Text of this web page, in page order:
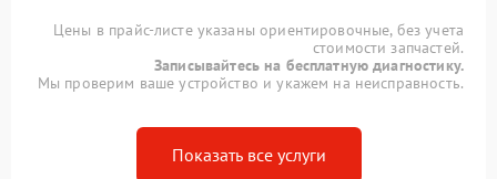
Цены в прайс-листе указаны ориентировочные, без учета
стоимости запчастей.
Записывайтесь на бесплатную диагностику.
Мы проверим ваше устройство и укажем на неисправность.
Показать все услуги